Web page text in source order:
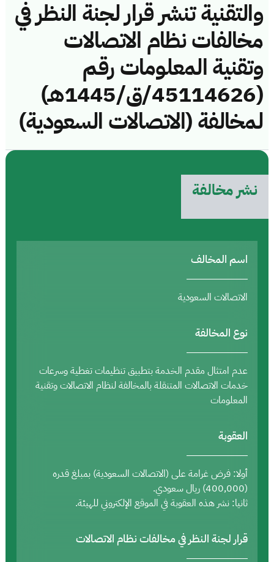
والتقنية تنشر قرار لجنة النظر في
مخالفات نظام الاتصالات
وتقنية المعلومات رقم
(45114626/ق/1445هـ)
لمخالفة (الاتصالات السعودية)
نشر مخالفة
اسم المخالف
الاتصالات السعودية
نوع المخالفة
عدم امتثال مقدم الخدمة بتطبيق تنظيمات تغطية وسرعات
خدمات الاتصالات المتنقلة بالمخالفة لنظام الاتصالات وتقنية
المعلومات
العقوبة
أولا: فرض غرامة على (الاتصالات السعودية) بمبلغ قدره
(400,000) ريال سعودي.
ثانيا: نشر هذه العقوبة في الموقع الإلكتروني للهيئة.
قرار لجنة النظر في مخالفات نظام الاتصالات